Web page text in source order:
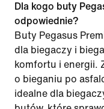
Dla kogo buty
odpowiednie?
Buty Pegasus
dla biegaczy i
komfortu i energii.
o bieganiu po
idealne dla